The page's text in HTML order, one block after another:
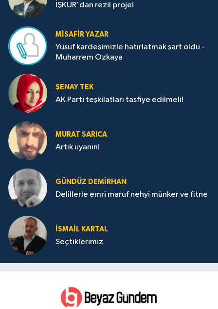
İŞKUR'dan rezil proje!
MISAFIR YAZAR
Yusuf kardeşimizle hatırlatmak şart oldu -
Muharrem Özkaya
ŞENAY TEK
AK Parti teşkilatları tasfiye edilmeli!
MURAT SARICA
Artık uyanın!
GÜNDÜZ DEMIRHAN
Delillerle emri maruf nehyi münker ve fitne
İSMAIL KARTAL
Seçtiklerimiz